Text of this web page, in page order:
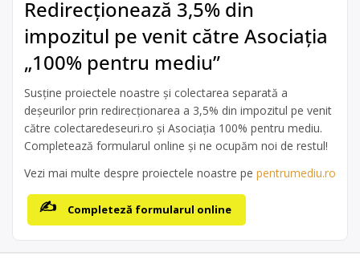
Redirecționează 3,5% din
impozitul pe venit către Asociația
„100% pentru mediu”
Susține proiectele noastre și colectarea separată a
deșeurilor prin redirecționarea a 3,5% din impozitul pe venit
către colectaredeseuri.ro și Asociația 100% pentru mediu.
Completează formularul online și ne ocupăm noi de restul!
Vezi mai multe despre proiectele noastre pe pentrumediu.ro
Completeză formularul online